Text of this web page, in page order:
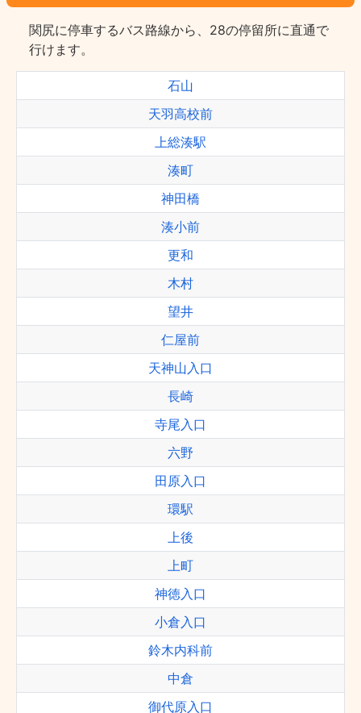
関尻に停車するバス路線から、28の停留所に直通で
行けます。
石山
天羽高校前
上総湊駅
湊町
神田橋
湊小前
更和
木村
望井
仁屋前
天神山入口
長崎
寺尾入口
六野
田原入口
環駅
上後
上町
神徳入口
小倉入口
鈴木内科前
中倉
御代原入口